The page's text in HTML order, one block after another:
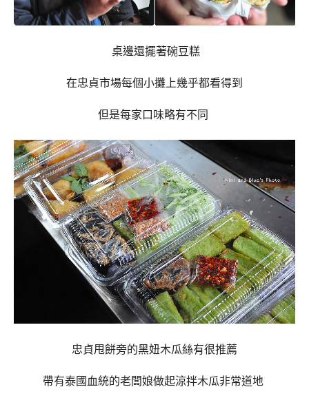
桌邊還擺著碗豆糕
在忠貞市場每個小攤上幾乎都看得到
但是每家口味略有不同
忠貞甩餅旁的黑妞木瓜絲有很推薦
帶有泰國血統的老闆娘做起涼拌木瓜非常道地